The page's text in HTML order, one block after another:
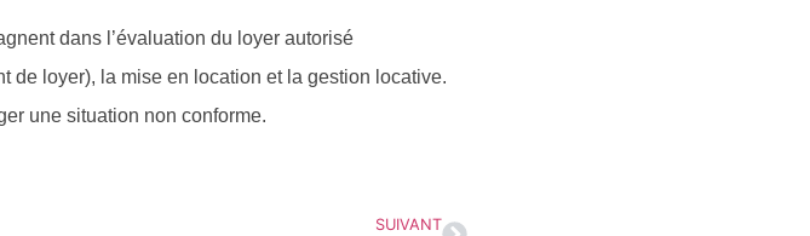
dans l’évaluation du loyer autorisé
de loyer), la mise en location et la gestion locative.
une situation non conforme.
SUIVANT